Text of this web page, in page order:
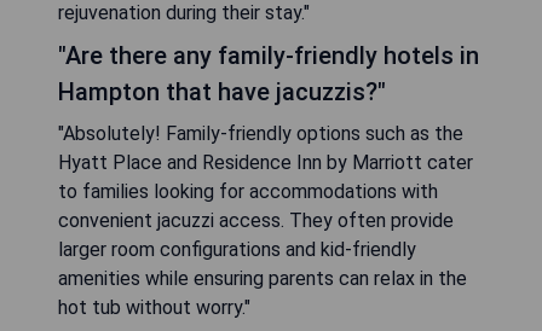
rejuvenation during their stay."
"Are there any family-friendly hotels in
Hampton that have jacuzzis?"
"Absolutely! Family-friendly options such as the
Hyatt Place and Residence Inn by Marriott cater
to families looking for accommodations with
convenient jacuzzi access. They often provide
larger room configurations and kid-friendly
amenities while ensuring parents can relax in the
hot tub without worry."